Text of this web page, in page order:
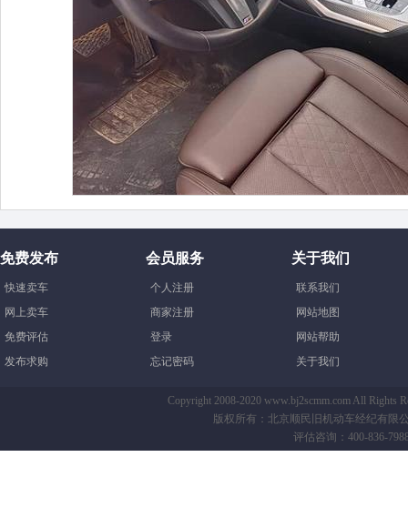
免费发布
快速卖车
网上卖车
免费评估
发布求购
会员服务
个人注册
商家注册
登录
忘记密码
关于我们
联系我们
网站地图
网站帮助
关于我们
Copyright 2008-2020 www.bj2scmm.com All Rights
版权所有：北京顺民旧机动车经纪有限
评估咨询：400-836-